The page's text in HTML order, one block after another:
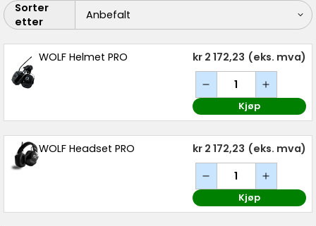
Sorter
etter
WOLF Helmet PRO kr 2 172,23 (eks. mva)
Kjøp
WOLF Headset PRO kr 2 172,23 (eks. mva)
Kjøp